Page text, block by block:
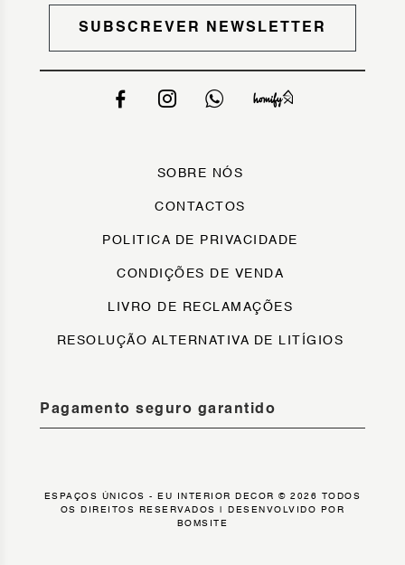
SUBSCREVER NEWSLETTER
SOBRE NÓS
CONTACTOS
POLITICA DE PRIVACIDADE
CONDIÇÕES DE VENDA
LIVRO DE RECLAMAÇÕES
RESOLUÇÃO ALTERNATIVA DE LITÍGIOS
Pagamento seguro garantido
ESPAÇOS ÚNICOS - EU INTERIOR DECOR © 2026 TODOS
OS DIREITOS RESERVADOS | DESENVOLVIDO POR
BOMSITE